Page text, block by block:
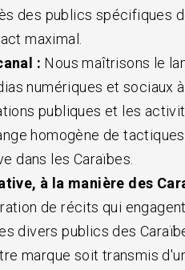
des publics spécifiques
maximal.
: Nous maîtrisons le
numériques et sociaux
publiques et les
homogène de
dans les Caraïbes.
à la manière des
de récits qui
divers publics des
marque soit transmis